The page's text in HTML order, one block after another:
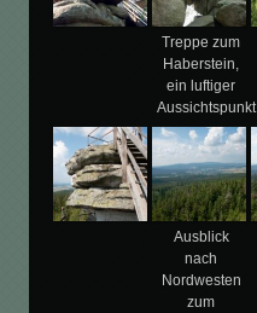
Treppe zum
Haberstein,
ein luftiger
Aussichtspunkt
Ausblick
nach
Nordwesten
zum